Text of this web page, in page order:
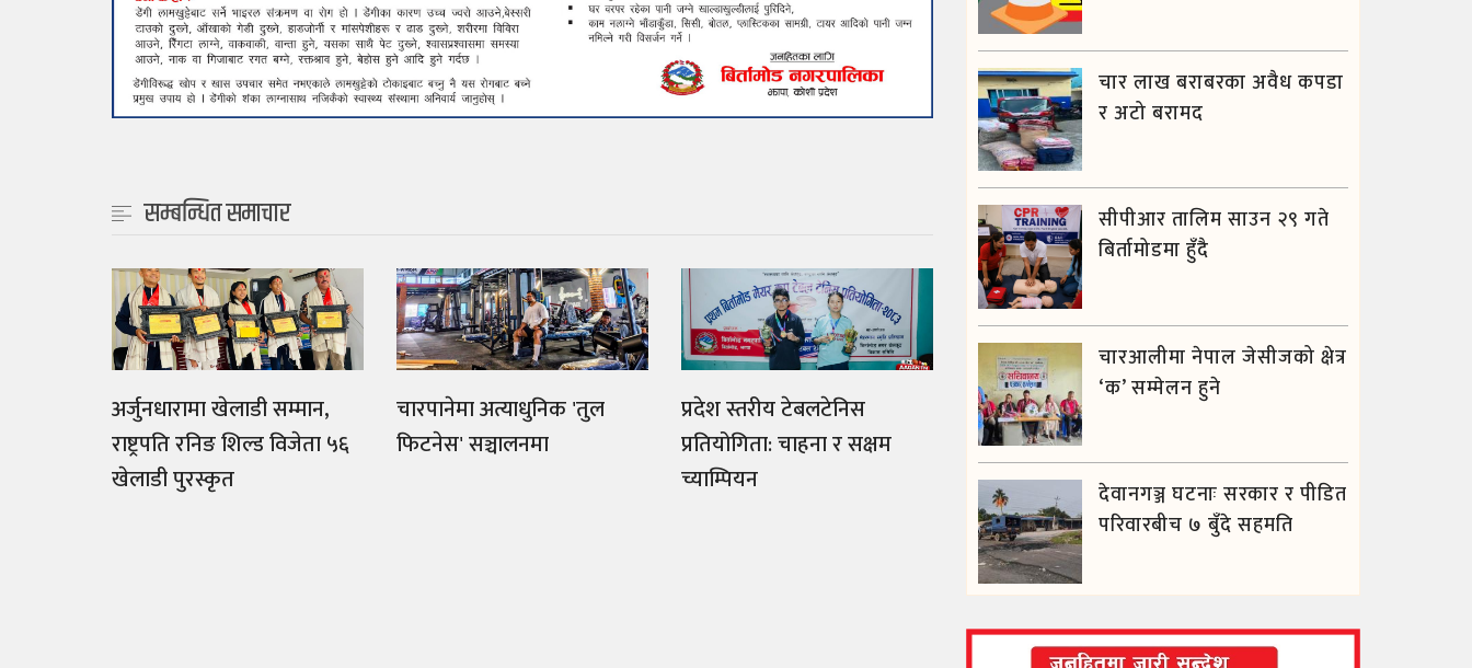
सम्बन्धित समाचार
अर्जुनधारामा खेलाडी सम्मान,
राष्ट्रपति रनिङ शिल्ड विजेता ५६
खेलाडी पुरस्कृत
चारपानेमा अत्याधुनिक 'तुल
फिटनेस' सञ्चालनमा
प्रदेश स्तरीय टेबलटेनिस
प्रतियोगिता: चाहना र सक्षम
च्याम्पियन
चार लाख बराबरका अवैध कपडा
र अटो बरामद
सीपीआर तालिम साउन २९ गते
बिर्तामोडमा हुँदै
चारआलीमा नेपाल जेसीजको क्षेत्र
‘क’ सम्मेलन हुने
देवानगञ्ज घटनाः सरकार र पीडित
परिवारबीच ७ बुँदे सहमति